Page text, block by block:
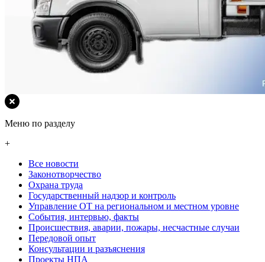
Меню по разделу
+
Все новости
Законотворчество
Охрана труда
Государственный надзор и контроль
Управление ОТ на региональном и местном уровне
События, интервью, факты
Происшествия, аварии, пожары, несчастные случаи
Передовой опыт
Консультации и разъяснения
Проекты НПА